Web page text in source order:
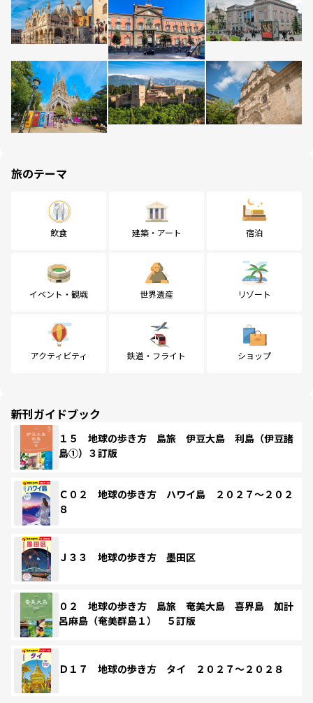
旅のテーマ
飲食 建築・アート 宿泊
イベント・観戦 世界遺産 リゾート
アクティビティ 鉄道・フライト ショップ
新刊ガイドブック
１５ 地球の歩き方 島旅 伊豆大島 利島（伊豆諸
島①）３訂版
Ｃ０２ 地球の歩き方 ハワイ島 ２０２７～２０２
８
Ｊ３３ 地球の歩き方 墨田区
０２ 地球の歩き方 島旅 奄美大島 喜界島 加計
呂麻島（奄美群島１） ５訂版
Ｄ１７ 地球の歩き方 タイ ２０２７～２０２８